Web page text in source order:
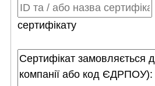
сертифікату